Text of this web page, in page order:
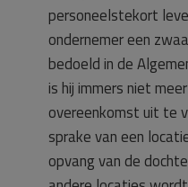
personeelstekort
ondernemer een
bedoeld in de
is hij immers niet
overeenkomst uit te
sprake van een
opvang van de